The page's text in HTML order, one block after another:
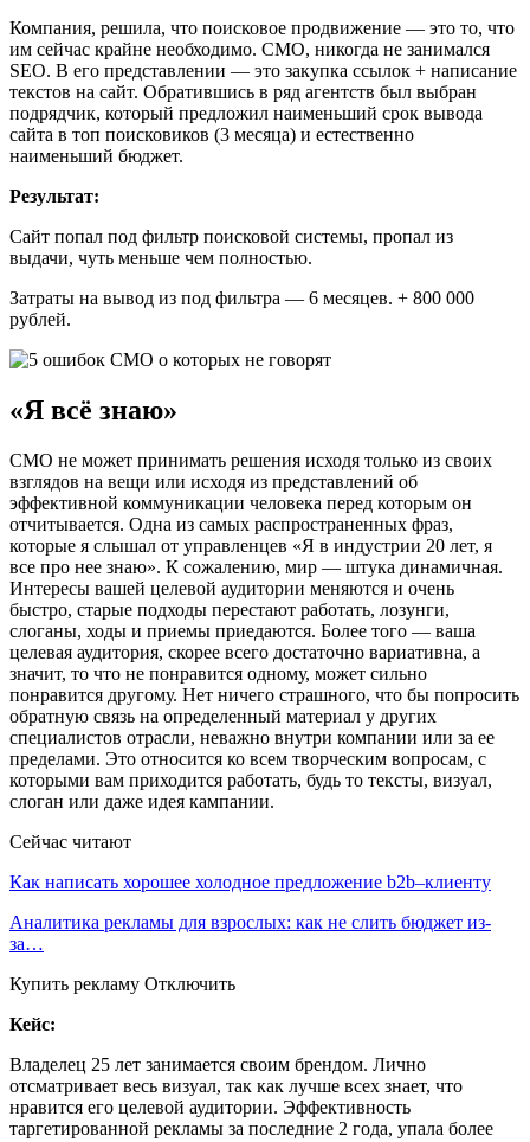
Компания, решила, что поисковое продвижение — это то, что
им сейчас крайне необходимо. СМО, никогда не занимался
SEO. В его представлении — это закупка ссылок + написание
текстов на сайт. Обратившись в ряд агентств был выбран
подрядчик, который предложил наименьший срок вывода
сайта в топ поисковиков (3 месяца) и естественно
наименьший бюджет.
Результат:
Сайт попал под фильтр поисковой системы, пропал из
выдачи, чуть меньше чем полностью.
Затраты на вывод из под фильтра — 6 месяцев. + 800 000
рублей.
«Я всё знаю»
СМО не может принимать решения исходя только из своих
взглядов на вещи или исходя из представлений об
эффективной коммуникации человека перед которым он
отчитывается. Одна из самых распространенных фраз,
которые я слышал от управленцев «Я в индустрии 20 лет, я
все про нее знаю». К сожалению, мир — штука динамичная.
Интересы вашей целевой аудитории меняются и очень
быстро, старые подходы перестают работать, лозунги,
слоганы, ходы и приемы приедаются. Более того — ваша
целевая аудитория, скорее всего достаточно вариативна, а
значит, то что не понравится одному, может сильно
понравится другому. Нет ничего страшного, что бы попросить
обратную связь на определенный материал у других
специалистов отрасли, неважно внутри компании или за ее
пределами. Это относится ко всем творческим вопросам, с
которыми вам приходится работать, будь то тексты, визуал,
слоган или даже идея кампании.
Сейчас читают
Как написать хорошее холодное предложение b2b–клиенту
Аналитика рекламы для взрослых: как не слить бюджет из-
за…
Купить рекламу Отключить
Кейс:
Владелец 25 лет занимается своим брендом. Лично
отсматривает весь визуал, так как лучше всех знает, что
нравится его целевой аудитории. Эффективность
таргетированной рекламы за последние 2 года, упала более